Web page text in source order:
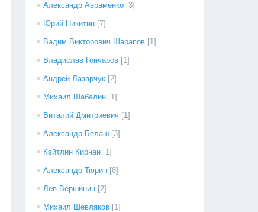
Александр Авраменко [3]
Юрий Никитин [7]
Вадим Викторович Шарапов [1]
Владислав Гончаров [1]
Андрей Лазарчук [2]
Михаил Шабалин [1]
Виталий Дмитриевич [1]
Александр Белаш [3]
Кэйтлин Кирнан [1]
Александр Тюрин [8]
Лев Вершинин [2]
Михаил Шевляков [1]